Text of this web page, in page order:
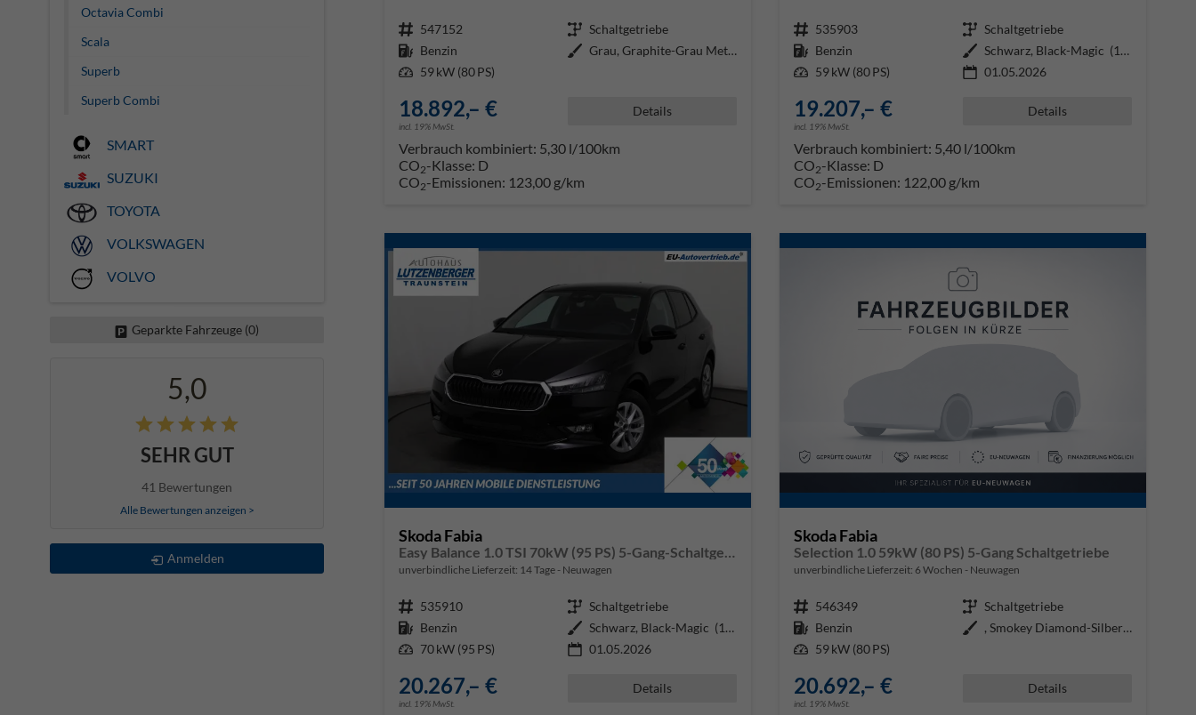
Fahrzeugnr. 547152 Getriebe Schaltgetriebe
Kraftstoff Benzin Außenfarbe
Grau, Graphite-Grau Metallic (5X
Leistung 59 kW (80 PS)
18.892,– €
incl. 19% MwSt.
Details
Verbrauch kombiniert: 5,30 l/100km
CO2-Klasse: D
CO2-Emissionen: 123,00 g/km
Fahrzeugnr. 535903 Getriebe Schaltgetriebe
Kraftstoff Benzin Außenfarbe
Schwarz, Black-Magic (1Z1Z)
Leistung 59 kW (80 PS) 01.05.2026
19.207,– €
incl. 19% MwSt.
Details
Verbrauch kombiniert: 5,40 l/100km
CO2-Klasse: D
CO2-Emissionen: 122,00 g/km
Skoda Fabia
Easy Balance 1.0 TSI 70kW (95 PS) 5-Gang-Schaltgetriebe
unverbindliche Lieferzeit: 14 Tage Neuwagen
Fahrzeugnr. 535910 Getriebe Schaltgetriebe
Kraftstoff Benzin Außenfarbe
Schwarz, Black-Magic (1Z1Z)
Leistung 70 kW (95 PS) 01.05.2026
20.267,– €
incl. 19% MwSt.
Details
Skoda Fabia
Selection 1.0 59kW (80 PS) 5-Gang Schaltgetriebe
unverbindliche Lieferzeit: 6 Wochen Neuwagen
Fahrzeugnr. 546349 Getriebe Schaltgetriebe
Kraftstoff Benzin Außenfarbe
, Smokey Diamond-Silber Metallic
Leistung 59 kW (80 PS)
20.692,– €
incl. 19% MwSt.
Details
Octavia Combi
Scala
Superb
Superb Combi
SMART
SUZUKI
TOYOTA
VOLKSWAGEN
VOLVO
Geparkte Fahrzeuge (0)
5,0
SEHR GUT
41 Bewertungen
Alle Bewertungen anzeigen >
Anmelden